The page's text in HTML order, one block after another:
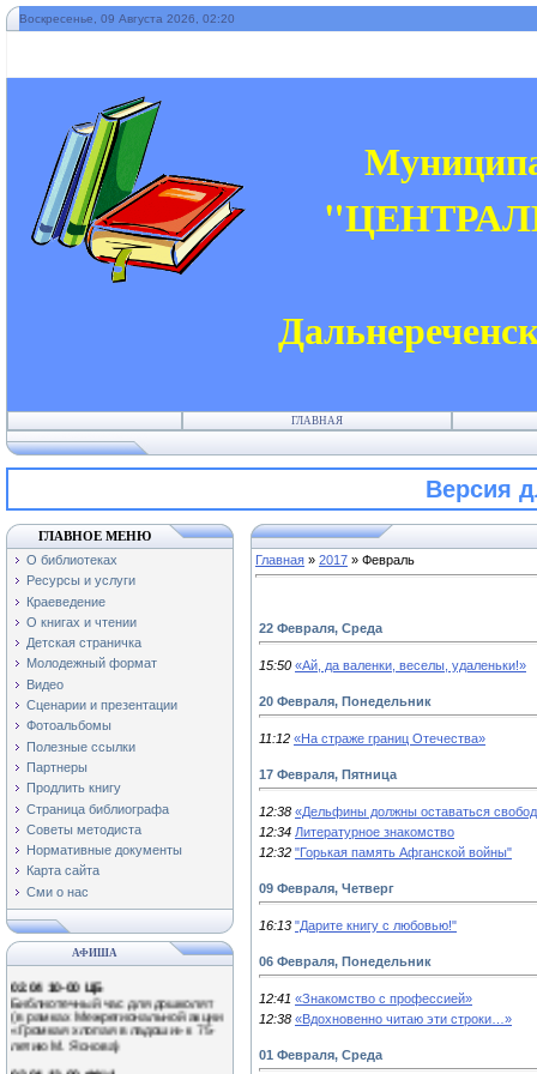
Воскресенье, 09 Августа 2026, 02:20
ГЛАВНАЯ
Версия
ГЛАВНОЕ МЕНЮ
О библиотеках
Ресурсы и услуги
Краеведение
О книгах и чтении
Детская страничка
Молодежный формат
Видео
Сценарии и презентации
Фотоальбомы
Полезные ссылки
Партнеры
Продлить книгу
Страница библиографа
Советы методиста
Нормативные документы
Карта сайта
Сми о нас
АФИША
01.04 11-00 Ф№3
Экологический час «Наши
крылатые друзья!»
(Международный день птиц)
0.04 13-00 Ф№1
Обзор книжной выставки
«Путешествие в мир природы»
02.04 10-00 ЦБ
Библиотечный час для дошколят
(в рамках Межрегиональной акции
«Громкая хлопая в ладоши» к 75-
летию М. Яснова)
02.04 13-00 Ф№1
Главная » 2017 » Февраль
22 Февраля, Среда
15:50 «Ай, да валенки, веселы, удаленьки!»
20 Февраля, Понедельник
11:12 «На страже границ Отечества»
17 Февраля, Пятница
12:38 «Дельфины должны оставаться
12:34 Литературное знакомство
12:32 "Горькая память Афганской войны"
09 Февраля, Четверг
16:13 "Дарите книгу с любовью!"
06 Февраля, Понедельник
12:41 «Знакомство с профессией»
12:38 «Вдохновенно читаю эти строки…»
01 Февраля, Среда